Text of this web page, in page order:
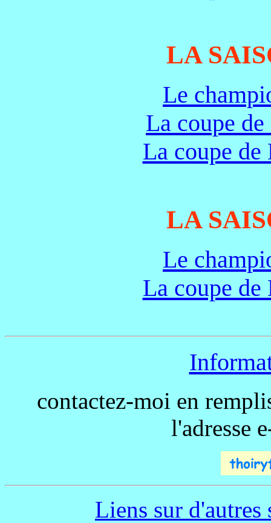
LA
Le
La coupe
La coupe
LA
Le
La coupe
contactez-moi en
l'adresse
Liens sur